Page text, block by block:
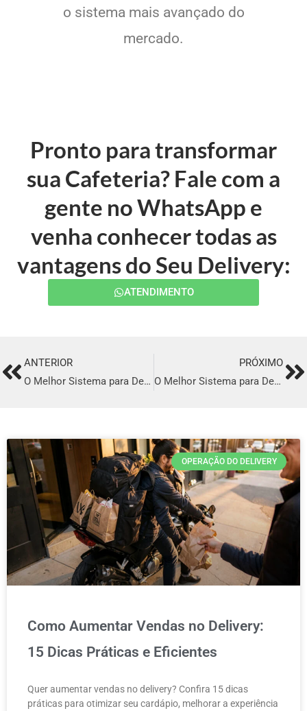
o sistema mais avançado do
mercado.
Pronto para transformar
sua Cafeteria? Fale com a
gente no WhatsApp e
venha conhecer todas as
vantagens do Seu Delivery:
ATENDIMENTO
PrevANTERIOR
O Melhor Sistema para Delivery em Castanhal
PRÓXIMO
O Melhor Sistema para Delivery em Mesquita
OPERAÇÃO DO DELIVERY
Como Aumentar Vendas no Delivery:
15 Dicas Práticas e Eficientes
Quer aumentar vendas no delivery? Confira 15 dicas
práticas para otimizar seu cardápio, melhorar a experiência